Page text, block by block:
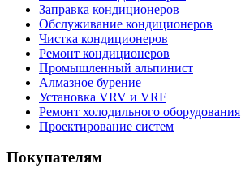
Заправка кондиционеров
Обслуживание кондиционеров
Чистка кондиционеров
Ремонт кондиционеров
Промышленный альпинист
Алмазное бурение
Установка VRV и VRF
Ремонт холодильного оборудования
Проектирование систем
Покупателям